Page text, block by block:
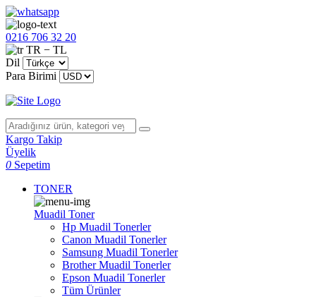
0216 706 32 20
TR − TL
Dil
Para Birimi
Kargo Takip
Üyelik
0 Sepetim
TONER
Muadil Toner
Hp Muadil Tonerler
Canon Muadil Tonerler
Samsung Muadil Tonerler
Brother Muadil Tonerler
Epson Muadil Tonerler
Tüm Ürünler